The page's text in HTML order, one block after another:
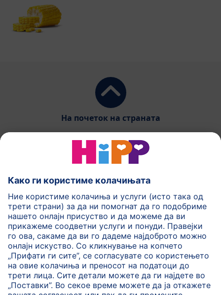
На почеток на страната
HiPP Млечни формули
HiPP Храна за бебиња
HiPP за деца
HiPP Нега за кожа
HiPP Бременост
Политика на приватност
Услови на користење
Импринт
Повеќе за HiPP Контакт